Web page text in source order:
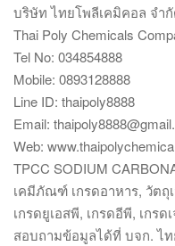
บริษัท ไทยโพลีเคมิคอล จำ
Thai Poly Chemicals
Tel No: 034854888
Mobile: 0893128888
Line ID: thaipoly8888
Email:
Web:
TPCC SODIUM
เคมีภัณฑ์ เกรดอาหาร, วัต
เกรดยูเอสพี, เกรดอีพี, เกรด
สอบถามข้อมูลได้ที่ บจก. ไ